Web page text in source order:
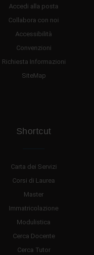
Accedi alla posta
Collabora con noi
Accessibilità
Convenzioni
Richiesta Informazioni
SiteMap
Shortcut
Carta dei Servizi
Corsi di Laurea
Master
Immatricolazione
Modulistica
Cerca Docente
Cerca Tutor